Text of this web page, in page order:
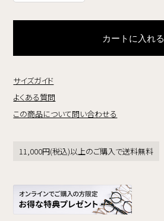
カートに入れる
サイズガイド
よくある質問
この商品について問い合わせる
11,000円(税込)以上のご購入で送料無料